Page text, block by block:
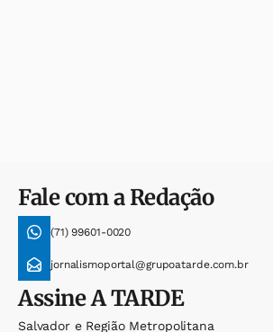
Fale com a Redação
(71) 99601-0020
jornalismoportal@grupoatarde.com.br
AssineA TARDE
Salvador e Região Metropolitana